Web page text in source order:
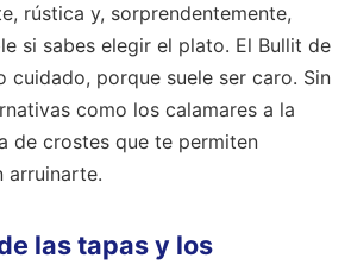
rústica y, sorprendentemente,
si sabes elegir el plato. El Bullit de
cuidado, porque suele ser caro. Sin
como los calamares a la
de crostes que te permiten
arruinarte.
las tapas y los